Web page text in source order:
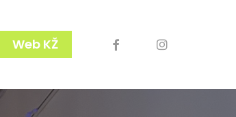
Web KŽ facebook
youtubeinstagram